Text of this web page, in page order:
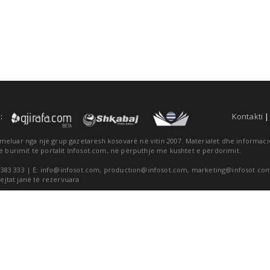
Kontakti
nga një grup gazetarësh kosovarë në vitin 2007. Materialet dhe
të portalit Infosot.com, në përputhje me kushtet e përdorimit.
333 | E: info@infosot.com, production@infosot.com,
janë të rezervuara